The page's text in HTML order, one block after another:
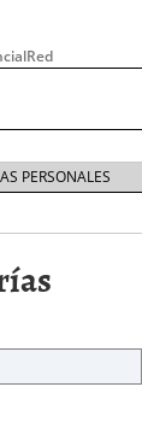
PERSONALES